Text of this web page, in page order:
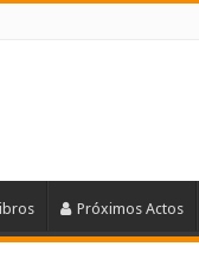
Próximos Actos